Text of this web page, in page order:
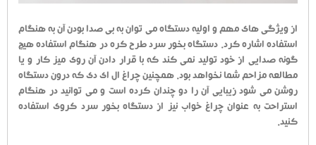
از ویژگی های مهم و اولیه دستگاه می توان به بی صدا بودن آن به هنگام
استفاده اشاره کرد. دستگاه بخور سرد طرح کره در هنگام استفاده هیچ
گونه صدایی از خود تولید نمی کند که با قرار دادن آن روی میز کار و یا
مطالعه مزاحم شما نخواهد بود. همچنین چراغ ال ای دی که درون دستگاه
روشن می شود زیبایی آن را دو چندان کرده است و می توانید در هنگام
استراحت به عنوان چراغ خواب نیز از دستگاه بخور سرد کروی استفاده
کنید.